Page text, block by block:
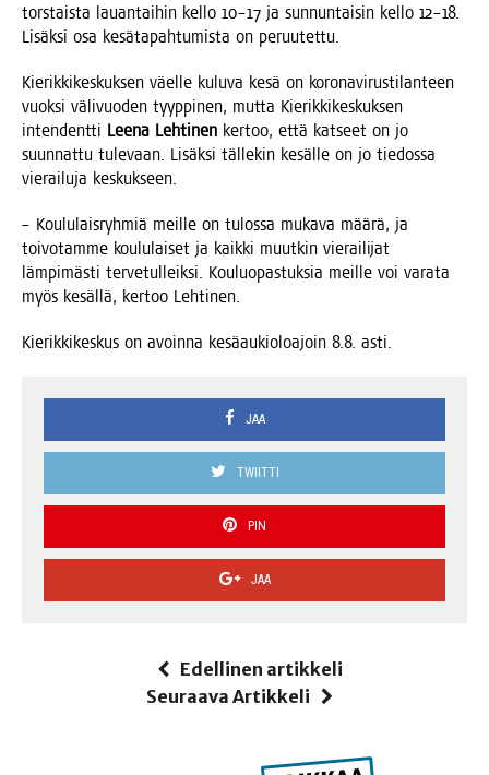
tors­tais­ta lau­an­tai­hin kel­lo 10–17 ja sun­nun­tai­sin kel­lo 12–18.
Lisäk­si osa kesä­ta­pah­tu­mis­ta on peruutettu.
Kie­rik­ki­kes­kuk­sen väel­le kulu­va kesä on koro­na­vi­rus­ti­lan­teen
vuok­si väli­vuo­den tyyp­pi­nen, mut­ta Kie­rik­ki­kes­kuk­sen
inten­dent­ti Lee­na Leh­ti­nen ker­too, että kat­seet on jo
suun­nat­tu tule­vaan. Lisäk­si täl­le­kin kesäl­le on jo tie­dos­sa
vie­rai­lu­ja keskukseen.
– Kou­lu­lais­ryh­miä meil­le on tulos­sa muka­va mää­rä, ja
toi­vo­tam­me kou­lu­lai­set ja kaik­ki muut­kin vie­rai­li­jat
läm­pi­mäs­ti ter­ve­tul­leik­si. Kou­luo­pas­tuk­sia meil­le voi vara­ta
myös kesäl­lä, ker­too Lehtinen.
Kie­rik­ki­kes­kus on avoin­na kesä­au­kio­loa­join 8.8. asti.
JAA
TWIITTI
PIN
JAA
Edellinen artikkeli
Seuraava Artikkeli